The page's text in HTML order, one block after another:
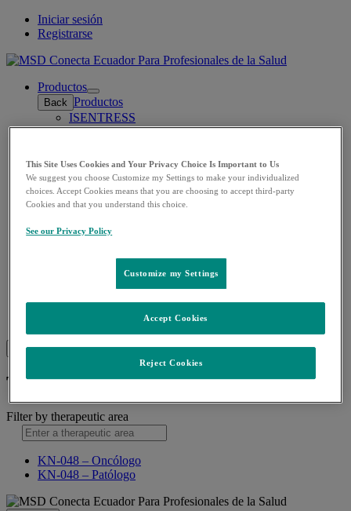
Iniciar sesión
Registrarse
Para Profesionales de la Salud
Productos
Open
submenu
Back Productos
ISENTRESS
GARDASIL 9
ROTATEQ
JANUVIA
JANUMET
JANUMET RX
Recursos
Open
MANUALES MSD
MSD EDUCACIÓN
Back Servicios
Farmacovigilancia
Menu Cerrar Search
Therapeutic Areas
Filter by therapeutic area
KN-048 – Oncólogo
KN-048 – Patólogo
Para Profesionales de la Salud
This Site Uses Cookies and Your Privacy Choice Is Important to Us
We suggest you choose Customize my Settings to make your individualized
choices. Accept Cookies means that you are choosing to accept third-party
Cookies and that you understand this choice.
See our Privacy Policy
Customize my Settings
Reject Cookies
Accept Cookies